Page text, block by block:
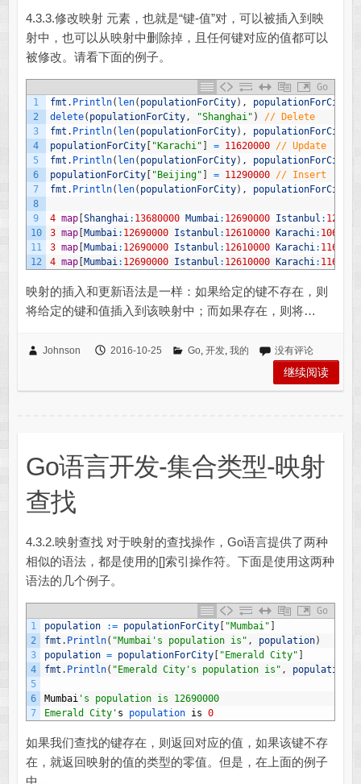
4.3.3.修改映射 元素，也就是“键-值”对，可以被插入到映
射中，也可以从映射中删除掉，且任何键对应的值都可以
被修改。请看下面的例子。
Go
1
2
3
4
5
6
7
8
9
10
11
12
fmt . Println( len( populationForCity) , populationForCity
delete( populationForCity, "Shanghai" )
// Delete
fmt . Println( len( populationForCity) , populationForCity
populationForCity[ "Karachi" = 11620000 // Update
fmt . Println( len( populationForCity) , populationForCity
populationForCity[ "Beijing" = 11290000 // Insert
fmt . Println( len( populationForCity) , populationForCity
4 map[ Shanghai: 13680000 Mumbai: 12690000 Istanbul :
3 map[ Mumbai: 12690000 Istanbul : 12610000 Karachi:
3 map[ Mumbai: 12690000 Istanbul : 12610000 Karachi:
4 map[ Mumbai: 12690000 Istanbul : 12610000 Karachi:
映射的插入和更新语法是一样：如果给定的键不存在，则
将给定的键和值插入到该映射中；而如果存在，则将…
Johnson 2016-10-25 Go, 开发, 我的 没有评论
继续阅读
Go语言开发-集合类型-映射
查找
4.3.2.映射查找 对于映射的查找操作，Go语言提供了两种
相似的语法，都是使用的[]索引操作符。下面是使用这两种
语法的几个例子。
Go
1
2
3
4
5
6
7
population := populationForCity[ "Mumbai"
fmt . Println( "Mumbai's population is" , population)
population = populationForCity[ "Emerald City"
fmt . Println( "Emerald City's population is" , population
Mumbai's population is 12690000
Emerald City' s population is 0
如果我们查找的键存在，则返回对应的值，如果该键不存
在，就返回映射的值的类型的零值。但是，在上面的例子